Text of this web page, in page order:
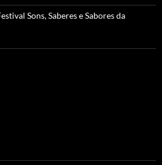
Sons, Saberes e Sabores da